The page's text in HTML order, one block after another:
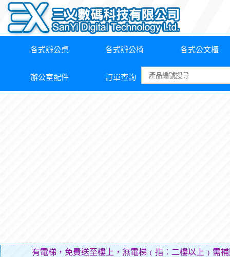
各式辦公桌 各式辦公椅 各式公文櫃
辦公室配件 訂單查詢
有電梯，免費送至樓上，無電梯﹙指︰二樓以上﹚需